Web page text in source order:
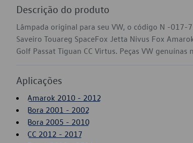
Descrição do produto
Lâmpada original para seu VW, o código N -017-
Saveiro Touareg SpaceFox Jetta Nivus Fox
Golf Passat Tiguan CC Virtus. Peças VW
Aplicações
Amarok 2010 - 2012
Bora 2001 - 2002
Bora 2005 - 2010
CC 2012 - 2017